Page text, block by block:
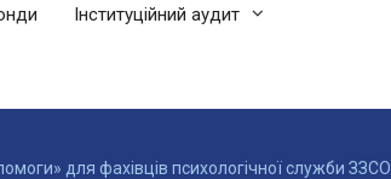
Інституційний аудит
для фахівців психологічної служби ЗЗСО